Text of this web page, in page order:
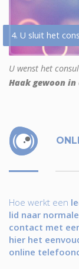
4. U sluit het
U wenst het
Haak gewoon in
Hoe werkt een
lid naar
contact met
hier het
online